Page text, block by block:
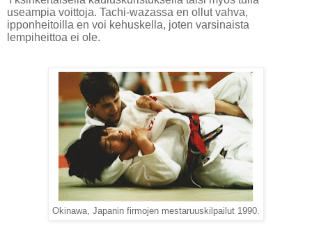
useampia voittoja. Tachi-wazassa en ollut vahva,
ipponheitoilla en voi kehuskella, joten varsinaista
lempiheittoa ei ole.
Okinawa, Japanin firmojen mestaruuskilpailut 1990.